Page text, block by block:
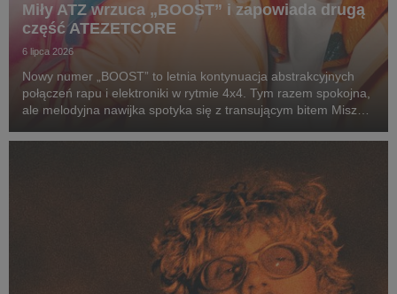
Miły ATZ wrzuca „BOOST” i zapowiada drugą
część ATEZETCORE
6 lipca 2026
Nowy numer „BOOST” to letnia kontynuacja abstrakcyjnych
połączeń rapu i elektroniki w rytmie 4x4. Tym razem spokojna,
ale melodyjna nawijka spotyka się z transującym bitem Miszy
wyraźnego dropu, prowadzi nas w progre...